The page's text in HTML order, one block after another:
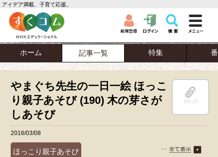
アイデア満載、子育て応援。
ホーム 記事一覧 特集
やまぐち先生の一日一絵 ほっこ
り親子あそび (190) 木の芽さが
しあそび
クリップ
2016/03/08
ほっこり親子あそび